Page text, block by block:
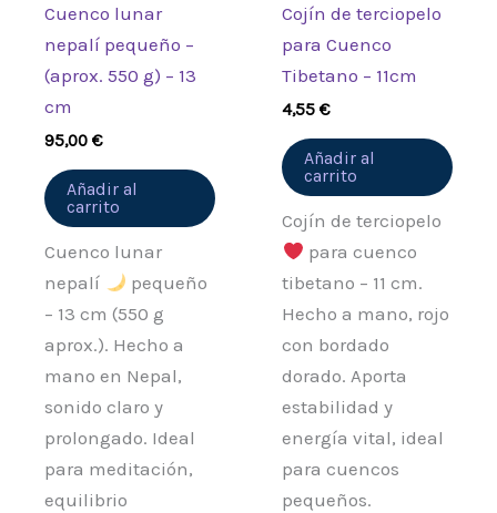
Cuenco lunar
nepalí pequeño –
(aprox. 550 g) – 13
cm
95,00€
Añadir al
carrito
Cuenco lunar
nepalí
pequeño
– 13 cm (550 g
aprox.). Hecho a
mano en Nepal,
sonido claro y
prolongado. Ideal
para meditación,
equilibrio
Cojín de terciopelo
para Cuenco
Tibetano – 11cm
4,55€
Añadir al
carrito
Cojín de terciopelo
para cuenco
tibetano – 11 cm.
Hecho a mano, rojo
con bordado
dorado. Aporta
estabilidad y
energía vital, ideal
para cuencos
pequeños.